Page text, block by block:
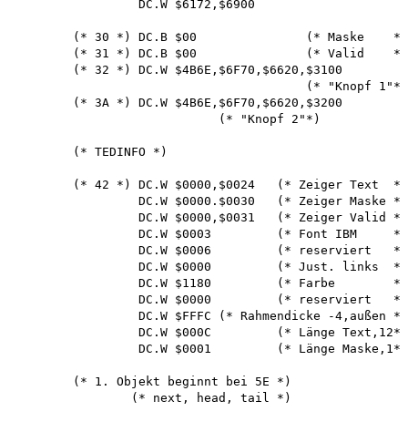
                 DC.W $6172,$6900
        (* 30 *) DC.B $00               (* Maske    *)
        (* 31 *) DC.B $00               (* Valid    *)
        (* 32 *) DC.W $4B6E,$6F70,$6620,$3100
                                        (* "Knopf 1"*)
        (* 3A *) DC.W $4B6E,$6F70,$6620,$3200
                            (* "Knopf 2"*)
        (* TEDINFO *)
        (* 42 *) DC.W $0000,$0024   (* Zeiger Text  *)
                 DC.W $0000.$0030   (* Zeiger Maske *)
                 DC.W $0000,$0031   (* Zeiger Valid *)
                 DC.W $0003         (* Font IBM     *)
                 DC.W $0006         (* reserviert   *)
                 DC.W $0000         (* Just. links  *)
                 DC.W $1180         (* Farbe        *)
                 DC.W $0000         (* reserviert   *)
DC.W $FFFC (* Rahmendicke -4,außen
                 DC.W $000C         (* Länge Text,12*)
                 DC.W $0001         (* Länge Maske,1*)
        (* 1. Objekt beginnt bei 5E *)
                (* next, head, tail *)